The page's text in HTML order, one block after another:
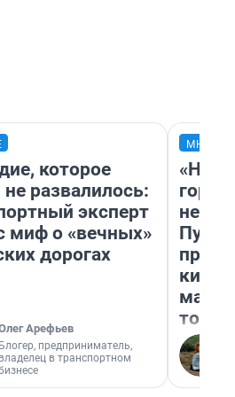
которое
развалилось:
эксперт
миф о «вечных»
дорогах
Арефьев
Блогер, предприниматель,
владелец в транспортном
«Нет
того